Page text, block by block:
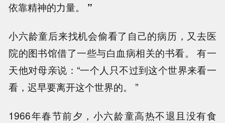
依靠精神的力量。 ”
小六龄童后来找机会偷看了自己的病历，又去医
院的图书馆借了一些与白血病相关的书看。 有一
天他对母亲说：“一个人只不过到这个世界来看一
看，迟早要离开这个世界的。 ”
1966年春节前夕，小六龄童高热不退且没有食